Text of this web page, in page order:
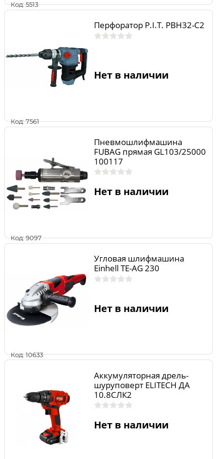
Код: 5513
Код: 7561
Перфоратор P.I.T. РВН32-C2
Нет в наличии
Код: 9097
Пневмошлифмашина
FUBAG прямая GL103/25000
100117
Нет в наличии
Код: 10633
Угловая шлифмашина
Einhell TE-AG 230
Нет в наличии
Аккумуляторная дрель-
шуруповерт ELITECH ДА
10.8СЛК2
Нет в наличии